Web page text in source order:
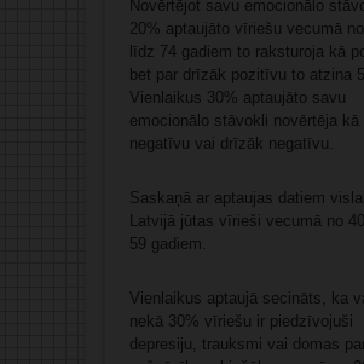
Novērtējot savu emocionālo
20% aptaujāto vīriešu vecumā
līdz 74 gadiem to raksturoja kā
bet par drīzāk pozitīvu to atzina
Vienlaikus 30% aptaujāto savu
emocionālo stāvokli novērtēja kā
negatīvu vai drīzāk negatīvu.
Saskaņā ar aptaujas datiem
Latvijā jūtas vīrieši vecumā no
59 gadiem.
Vienlaikus aptaujā secināts, ka
nekā 30% vīriešu ir piedzīvojuši
depresiju, trauksmi vai domas